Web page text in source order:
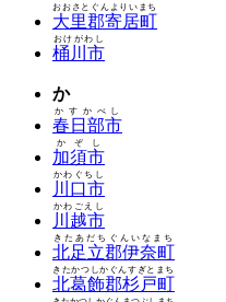
大里郡寄居町
おおさとぐんよりいまち
桶川市
おけがわし
か
春日部市
かすかべし
加須市
かぞし
川口市
かわぐちし
川越市
かわごえし
北足立郡伊奈町
きたあだちぐんいなまち
北葛飾郡杉戸町
きたかつしかぐんすぎとまち